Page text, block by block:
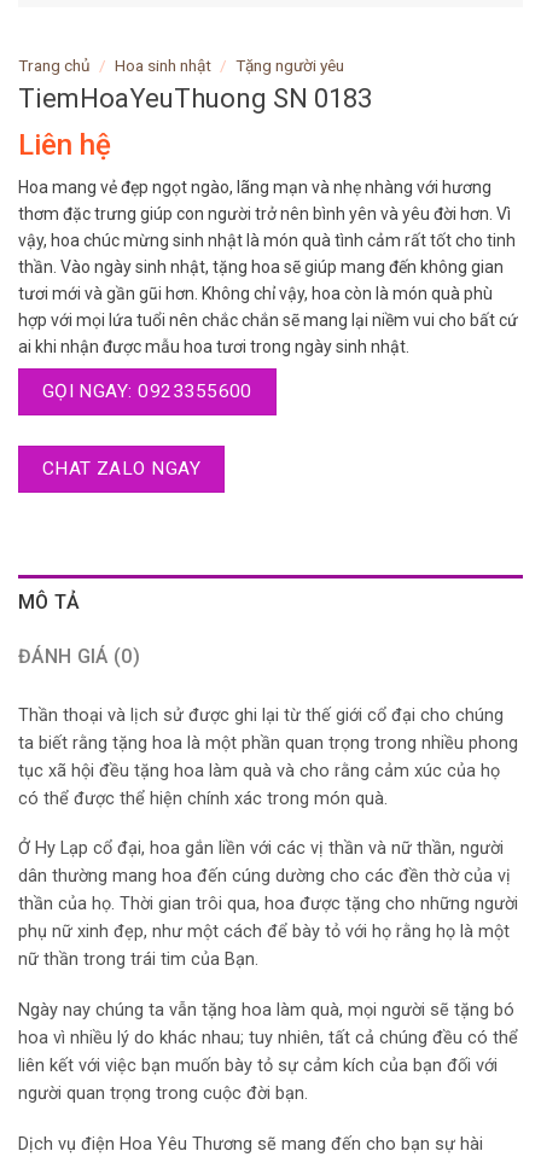
Trang chủ / Hoa sinh nhật / Tặng người yêu
TiemHoaYeuThuong SN 0183
Liên hệ
Hoa mang vẻ đẹp ngọt ngào, lãng mạn và nhẹ nhàng với hương
thơm đặc trưng giúp con người trở nên bình yên và yêu đời hơn. Vì
vậy, hoa chúc mừng sinh nhật là món quà tình cảm rất tốt cho tinh
thần. Vào ngày sinh nhật, tặng hoa sẽ giúp mang đến không gian
tươi mới và gần gũi hơn. Không chỉ vậy, hoa còn là món quà phù
hợp với mọi lứa tuổi nên chắc chắn sẽ mang lại niềm vui cho bất cứ
ai khi nhận được mẫu hoa tươi trong ngày sinh nhật.
GỌI NGAY: 0923355600
CHAT ZALO NGAY
MÔ TẢ
ĐÁNH GIÁ (0)
Thần thoại và lịch sử được ghi lại từ thế giới cổ đại cho chúng
ta biết rằng tặng hoa là một phần quan trọng trong nhiều phong
tục xã hội đều tặng hoa làm quà và cho rằng cảm xúc của họ
có thể được thể hiện chính xác trong món quà.
Ở Hy Lạp cổ đại, hoa gắn liền với các vị thần và nữ thần, người
dân thường mang hoa đến cúng dường cho các đền thờ của vị
thần của họ. Thời gian trôi qua, hoa được tặng cho những người
phụ nữ xinh đẹp, như một cách để bày tỏ với họ rằng họ là một
nữ thần trong trái tim của Bạn.
Ngày nay chúng ta vẫn tặng hoa làm quà, mọi người sẽ tặng bó
hoa vì nhiều lý do khác nhau; tuy nhiên, tất cả chúng đều có thể
liên kết với việc bạn muốn bày tỏ sự cảm kích của bạn đối với
người quan trọng trong cuộc đời bạn.
Dịch vụ điện Hoa Yêu Thương sẽ mang đến cho bạn sự hài